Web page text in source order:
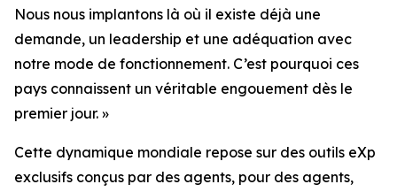
Nous nous implantons là où il existe déjà une
demande, un leadership et une adéquation avec
notre mode de fonctionnement. C’est pourquoi ces
pays connaissent un véritable engouement dès le
premier jour. »
Cette dynamique mondiale repose sur des outils eXp
exclusifs conçus par des agents, pour des agents,